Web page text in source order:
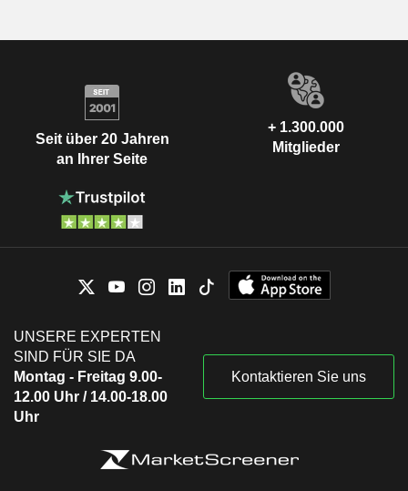
Seit über 20 Jahren
an Ihrer Seite
+ 1.300.000
Mitglieder
UNSERE EXPERTEN
SIND FÜR SIE DA
Montag - Freitag 9.00-
12.00 Uhr / 14.00-18.00
Uhr
Kontaktieren Sie uns